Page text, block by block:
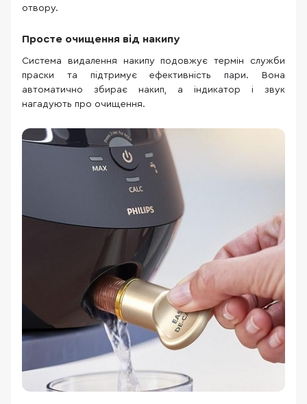
отвору.
Просте очищення від накипу
Система видалення накипу подовжує термін служби
праски та підтримує ефективність пари. Вона
автоматично збирає накип, а індикатор і звук
нагадують про очищення.